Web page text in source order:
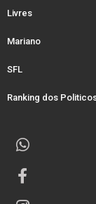
Livres
Mariano
SFL
Ranking dos